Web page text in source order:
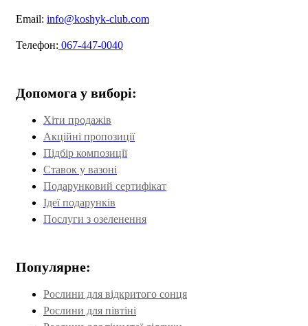
Email: info@koshyk-club.com
Телефон: 067-447-0040
Допомога у виборі:
Хіти продажів
Акційні пропозиції
Підбір композиції
Ставок у вазоні
Подарунковий сертифікат
Ідеї подарунків
Послуги з озеленення
Популярне:
Рослини для відкритого сонця
Рослини для півтіні